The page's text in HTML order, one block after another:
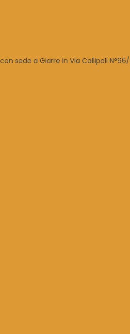
sede a Giarre in Via Callipoli